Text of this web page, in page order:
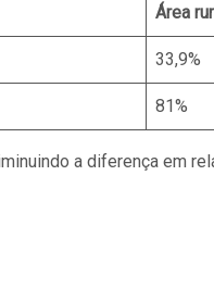
Área
33,9%
81%
a diferença em